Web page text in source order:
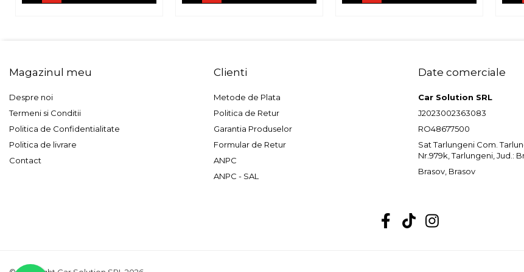
Magazinul meu
Despre noi
Termeni si Conditii
Politica de Confidentialitate
Politica de livrare
Contact
Clienti
Metode de Plata
Politica de Retur
Garantia Produselor
Formular de Retur
ANPC
ANPC - SAL
Date comerciale
Car Solution SRL
J2023002363083
RO48677500
Sat Tarlungeni Com.
Nr.979k, Tarlungeni, Jud.:
Brasov, Brasov